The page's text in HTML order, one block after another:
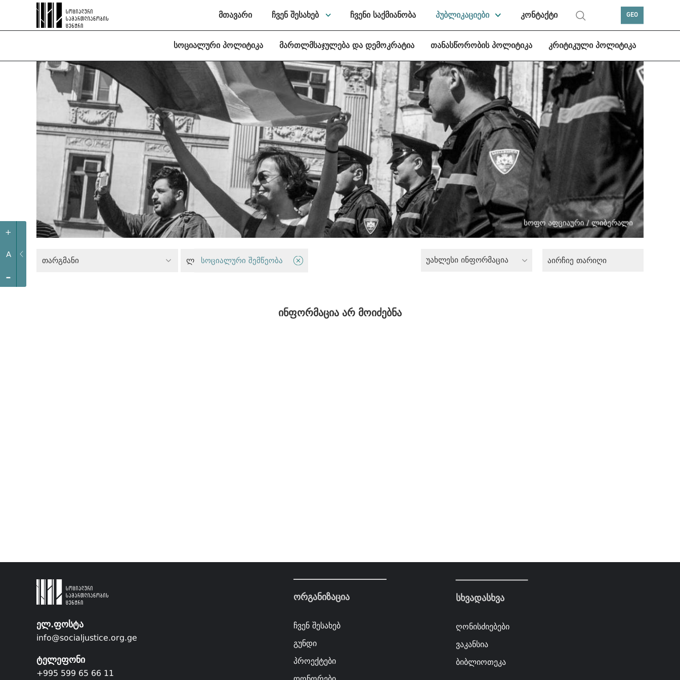
+
A
-
მთავარი ჩვენ შესახებ ჩვენი საქმიანობა პუბლიკაციები კონტაქტი GEO
სოციალური პოლიტიკა მართლმსაჯულება და დემოკრატია თანასწორობის პოლიტიკა კრიტიკული პოლიტიკა
თარგმანი ლგბტი უფლებები
სოციალური შემწეობა უახლესი ინფორმაცია
ინფორმაცია არ მოიძებნა
ელ.ფოსტა
info@socialjustice.org.ge
ტელეფონი
+995 599 65 66 11
ორგანიზაცია
ჩვენ შესახებ
გუნდი
პროექტები
სხვადასხვა
ღონისძიებები
ვაკანსია
ბიბლიოთეკა